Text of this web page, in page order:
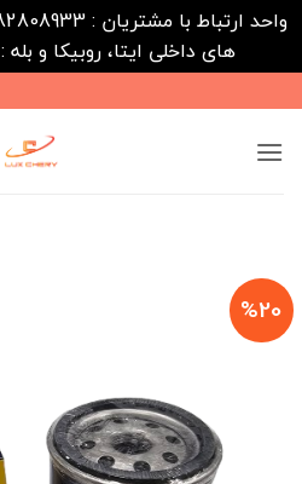
های داخلی ایتا، روبیکا و بله : 09031116395
to
content
%20